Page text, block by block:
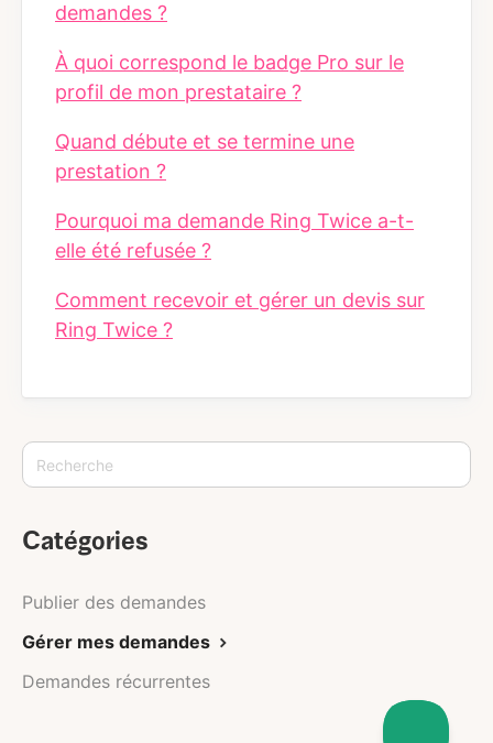
demandes ?
À quoi correspond le badge Pro sur le
profil de mon prestataire ?
Quand débute et se termine une
prestation ?
Pourquoi ma demande Ring Twice a-t-
elle été refusée ?
Comment recevoir et gérer un devis sur
Ring Twice ?
Catégories
Publier des demandes
Gérer mes demandes
Demandes récurrentes